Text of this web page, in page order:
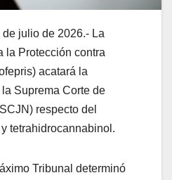
julio de 2026.- La
la Protección contra
acatará la
Suprema Corte de
respecto del
tetrahidrocannabinol.
Tribunal determinó